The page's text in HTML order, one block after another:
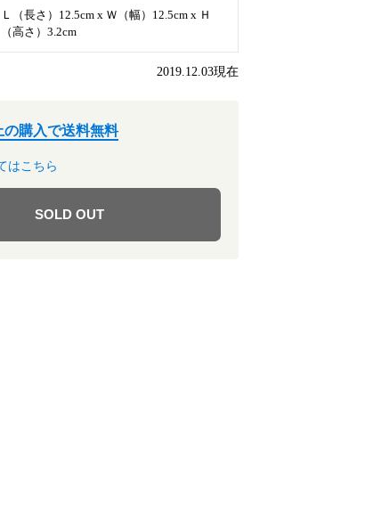
Ｌ（長さ）12.5cm x Ｗ（幅）12.5cm x Ｈ
（高さ）3.2cm
2019.12.03現在
の購入で送料無料
はこちら
SOLD OUT